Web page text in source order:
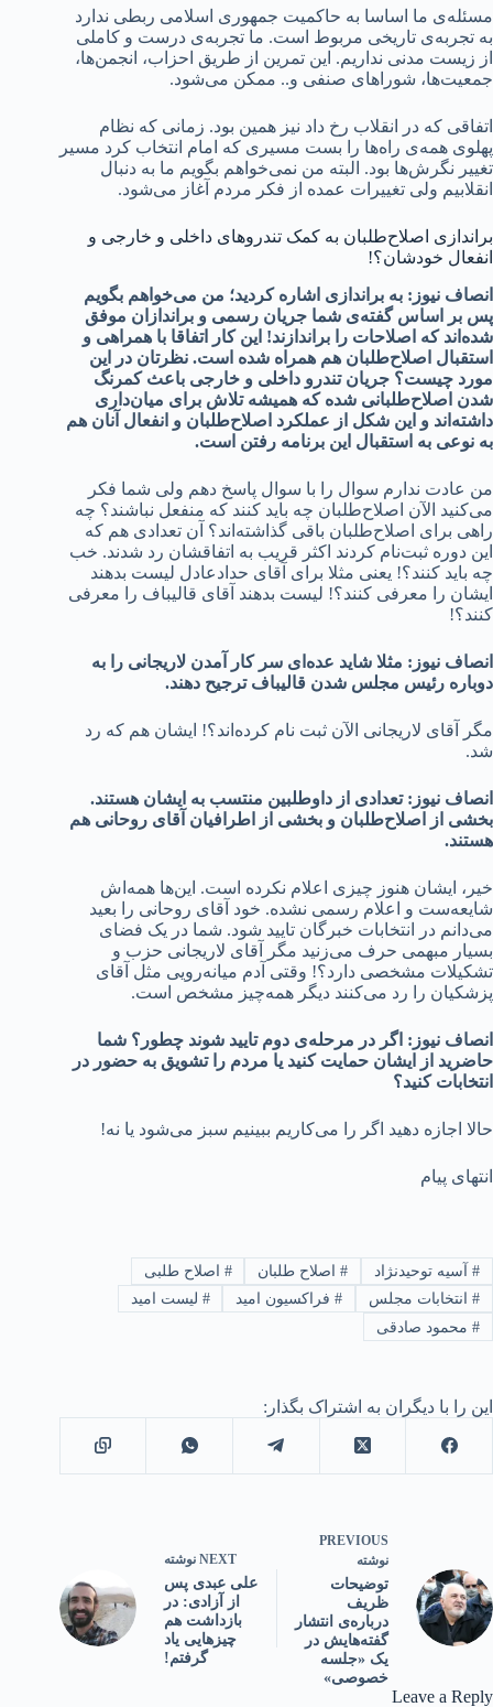
مسئله‌ی ما اساسا به حاکمیت جمهوری اسلامی ربطی ندارد
به تجربه‌ی تاریخی مربوط است. ما تجربه‌ی درست و کاملی
از زیست مدنی نداریم. این تمرین از طریق احزاب، انجمن‌ها،
جمعیت‌ها، شوراهای صنفی و.. ممکن می‌شود.
اتفاقی که در انقلاب رخ داد نیز همین بود. زمانی که نظام
پهلوی همه‌ی راه‌ها را بست مسیری که امام انتخاب کرد مسیر
تغییر نگرش‌ها بود. البته من نمی‌خواهم بگویم ما به دنبال
انقلابیم ولی تغییرات عمده از فکر مردم آغاز می‌شود.
براندازی اصلاح‌طلبان به کمک تندروهای داخلی و خارجی و
انفعال خودشان؟!
انصاف نیوز: به براندازی اشاره کردید؛ من می‌خواهم بگویم
پس بر اساس گفته‌ی شما جریان رسمی و براندازان موفق
شده‌اند که اصلاحات را براندازند! این کار اتفاقا با همراهی و
استقبال اصلاح‌طلبان هم همراه شده است. نظرتان در این
مورد چیست؟ جریان تندرو داخلی و خارجی باعث کمرنگ
شدن اصلاح‌طلبانی شده که همیشه تلاش برای میان‌داری
داشته‌اند و این شکل از عملکرد اصلاح‌طلبان و انفعال آنان هم
به نوعی به استقبال این برنامه رفتن است.
من عادت ندارم سوال را با سوال پاسخ دهم ولی شما فکر
می‌کنید الآن اصلاح‌طلبان چه باید کنند که منفعل نباشند؟ چه
راهی برای اصلاح‌طلبان باقی گذاشته‌اند؟ آن تعدادی هم که
این دوره ثبت‌نام کردند اکثر قریب به اتفاقشان رد شدند. خب
چه باید کنند؟! یعنی مثلا برای آقای حدادعادل لیست بدهند
ایشان را معرفی کنند؟! لیست بدهند آقای قالیباف را معرفی
کنند؟!
انصاف نیوز: مثلا شاید عده‌ای سر کار آمدن لاریجانی را به
دوباره رئیس مجلس شدن قالیباف ترجیح دهند.
مگر آقای لاریجانی الآن ثبت نام کرده‌اند؟! ایشان هم که رد
شد.
انصاف نیوز: تعدادی از داوطلبین منتسب به ایشان هستند.
بخشی از اصلاح‌طلبان و بخشی از اطرافیان آقای روحانی هم
هستند.
خیر، ایشان هنوز چیزی اعلام نکرده است. این‌ها همه‌اش
شایعه‌ست و اعلام رسمی نشده. خود آقای روحانی را بعید
می‌دانم در انتخابات خبرگان تایید شود. شما در یک فضای
بسیار مبهمی حرف می‌زنید مگر آقای لاریجانی حزب و
تشکیلات مشخصی دارد؟! وقتی آدم میانه‌رویی مثل آقای
پزشکیان را رد می‌کنند دیگر همه‌چیز مشخص است.
انصاف نیوز: اگر در مرحله‌ی دوم تایید شوند چطور؟ شما
حاضرید از ایشان حمایت کنید یا مردم را تشویق به حضور در
انتخابات کنید؟
حالا اجازه دهید اگر را می‌کاریم ببینیم سبز می‌شود یا نه!
انتهای پیام
#آسیه توحیدنژاد #اصلاح طلبان # اصلاح طلبی
#انتخابات مجلس #فراکسیون امید # لیست امید
#محمود صادقی
این را با دیگران به اشتراک بگذار:
PREVIOUS
نوشته
توضیحات
ظریف
درباره‌ی انتشار
گفته‌هایش در
یک «جلسه
خصوصی»
NEXT نوشته
علی عبدی پس
از آزادی: در
بازداشت هم
چیزهایی یاد
گرفتم!
Leave a Reply